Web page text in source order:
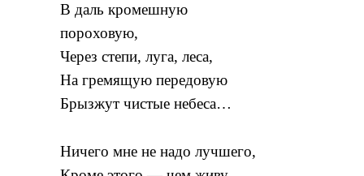
В даль кромешную
пороховую,
Через степи, луга, леса,
На гремящую передовую
Брызжут чистые небеса…
Ничего мне не надо лучшего,